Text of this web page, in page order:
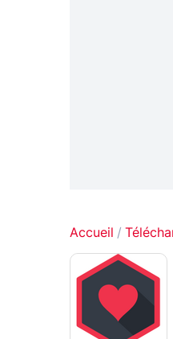
Accueil